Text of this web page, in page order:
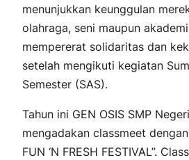
menunjukkan keunggulan
olahraga, seni maupun
mempererat solidaritas dan
setelah mengikuti kegiatan
Semester (SAS).
Tahun ini GEN OSIS SMP
mengadakan classmeet
FUN ‘N FRESH FESTIVAL”.